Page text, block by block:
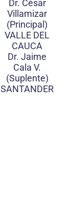
Dr. César
Villamizar
(Principal)
VALLE DEL
CAUCA
Dr. Jaime
Cala V.
(Suplente)
SANTANDER